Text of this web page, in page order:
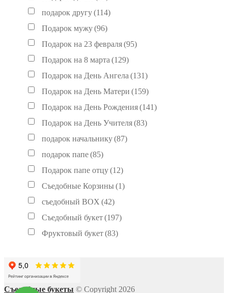
подарок другу(114)
Подарок мужу(96)
Подарок на 23 февраля(95)
Подарок на 8 марта (129)
Подарок на День Ангела (131)
Подарок на День Матери (159)
Подарок на День Рождения(141)
Подарок на День Учителя(83)
подарок начальнику(87)
подарок папе(85)
Подарок папе отцу(12)
Съедобные Корзины (1)
съедобный BOX (42)
Съедобный букет(197)
Фруктовый букет(83)
Съедобные букеты © Copyright 2026